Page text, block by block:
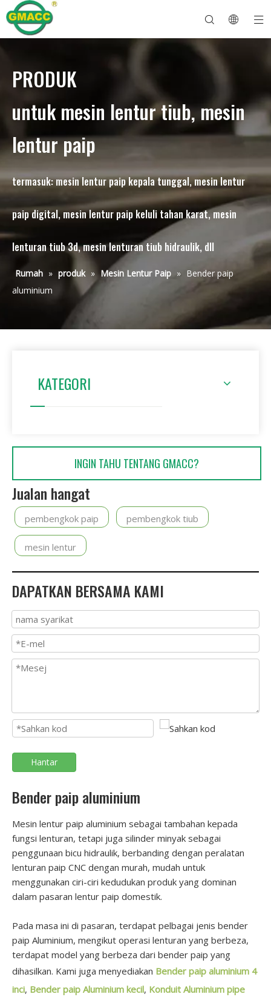
PRODUK
untuk mesin lentur tiub, mesin
lentur paip
termasuk: mesin lentur paip kepala tunggal, mesin lentur
paip digital, mesin lentur paip keluli tahan karat, mesin
lenturan tiub 3d, mesin lenturan tiub hidraulik, dll
Rumah » produk » Mesin Lentur Paip » Bender paip
aluminium
KATEGORI
INGIN TAHU TENTANG GMACC?
Jualan hangat
pembengkok paip pembengkok tiub
mesin lentur
DAPATKAN BERSAMA KAMI
Hantar
Bender paip aluminium
Mesin lentur paip aluminium sebagai tambahan kepada
fungsi lenturan, tetapi juga silinder minyak sebagai
penggunaan bicu hidraulik, berbanding dengan peralatan
lenturan paip CNC dengan murah, mudah untuk
menggunakan ciri-ciri kedudukan produk yang dominan
dalam pasaran lentur paip domestik.
Pada masa ini di pasaran, terdapat pelbagai jenis bender
paip Aluminium, mengikut operasi lenturan yang berbeza,
terdapat model yang berbeza dari bender paip yang
dihasilkan. Kami juga menyediakan Bender paip aluminium 4
inci, Bender paip Aluminium kecil, Konduit Aluminium pipe